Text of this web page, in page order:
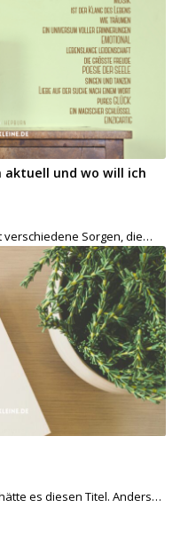
aktuell und wo will ich
verschiedene Sorgen, die…
es diesen Titel. Anders…